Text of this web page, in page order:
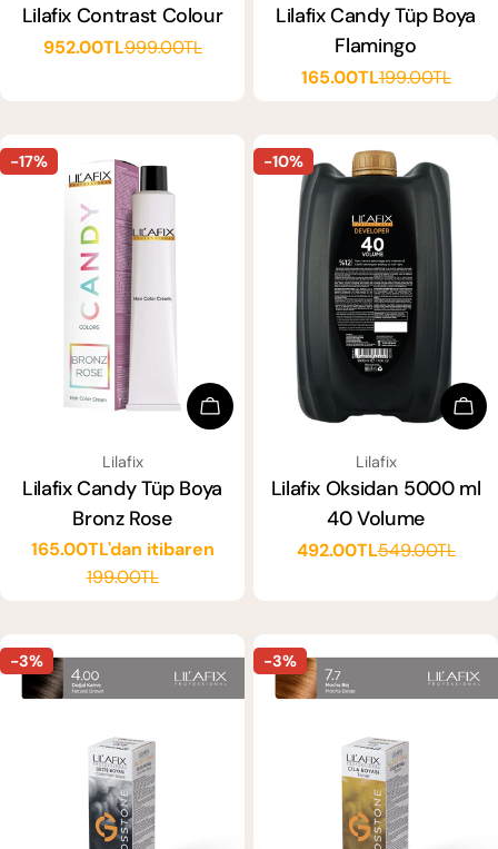
Lilafix Contrast Colour
Satış
952.00TLNormal
999.00TL
Lilafix Candy Tüp Boya
Flamingo
Satış
165.00TLNormal
199.00TL
-17%
Seçenekleri Seçin
SATICI:
Lilafix
Lilafix Candy Tüp Boya
Bronz Rose
Satış
165.00TL'dan itibaren
Normal
199.00TL
-10%
SATICI:
Lilafix
Lilafix Oksidan 5000 ml
40 Volume
Satış
492.00TLNormal
549.00TL
-3% -3%